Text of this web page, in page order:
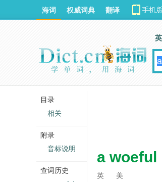
a woeful
英 美
海词 权威词典 翻译
目录
相关
附录
音标说明
查词历史